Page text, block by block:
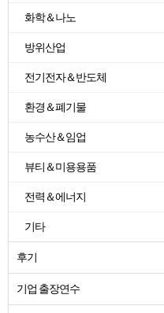
화학＆나노
방위산업
전기전자＆반도체
환경＆폐기물
농수산＆임업
뷰티＆미용용품
전력＆에너지
기타
후기
기업 출장연수